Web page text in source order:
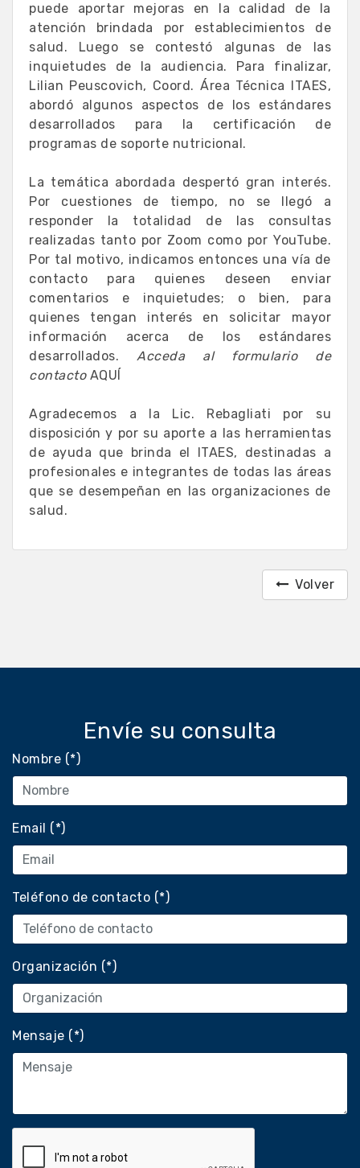
puede aportar mejoras en la calidad de la
atención brindada por establecimientos de
salud. Luego se contestó algunas de las
inquietudes de la audiencia. Para finalizar,
Lilian Peuscovich, Coord. Área Técnica ITAES,
abordó algunos aspectos de los estándares
desarrollados para la certificación de
programas de soporte nutricional.
La temática abordada despertó gran interés.
Por cuestiones de tiempo, no se llegó a
responder la totalidad de las consultas
realizadas tanto por Zoom como por YouTube.
Por tal motivo, indicamos entonces una vía de
contacto para quienes deseen enviar
comentarios e inquietudes; o bien, para
quienes tengan interés en solicitar mayor
información acerca de los estándares
desarrollados. Acceda al formulario de
contacto AQUÍ
Agradecemos a la Lic. Rebagliati por su
disposición y por su aporte a las herramientas
de ayuda que brinda el ITAES, destinadas a
profesionales e integrantes de todas las áreas
que se desempeñan en las organizaciones de
salud.
Volver
Envíe su consulta
Nombre (*)
Email (*)
Teléfono de contacto (*)
Organización (*)
Mensaje (*)